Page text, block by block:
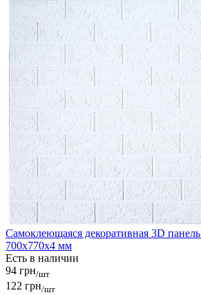
Самоклеющаяся декоративная 3D
700x770x4 мм
Есть в наличии
94 грн/шт
122 грн/шт